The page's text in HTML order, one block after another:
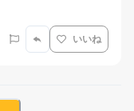
いいね